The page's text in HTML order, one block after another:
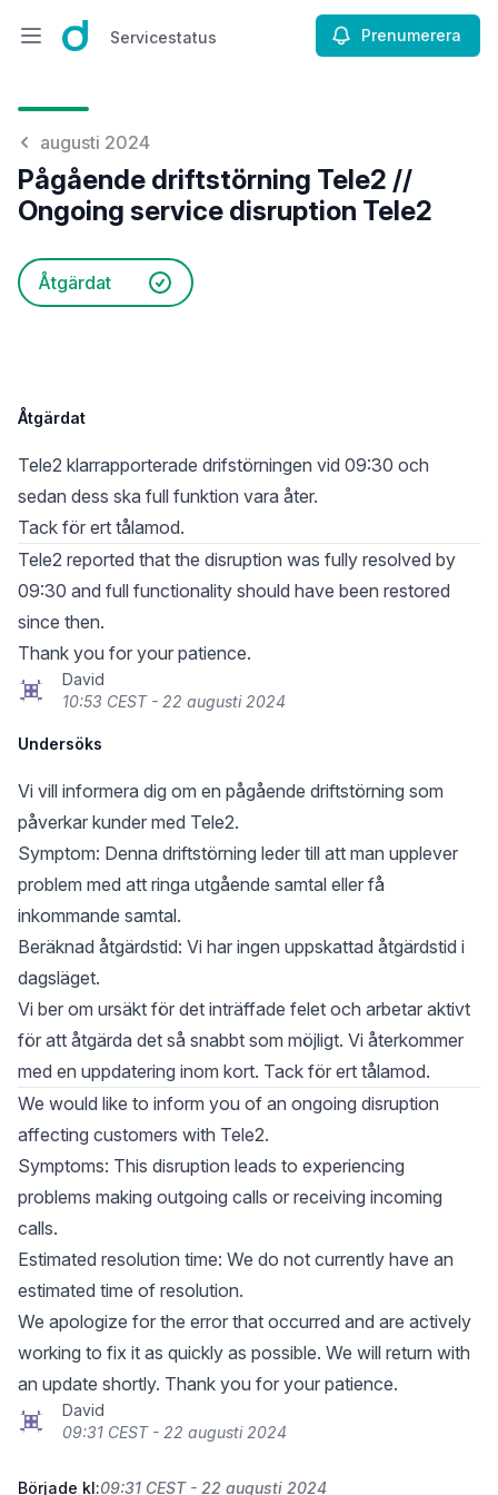
Öppna huvudmenyn
Servicestatus Prenumerera
augusti 2024
Pågående driftstörning Tele2 //
Ongoing service disruption Tele2
Åtgärdat
Åtgärdat
Tele2 klarrapporterade drifstörningen vid 09:30 och
sedan dess ska full funktion vara åter.
Tack för ert tålamod.
Tele2 reported that the disruption was fully resolved by
09:30 and full functionality should have been restored
since then.
Thank you for your patience.
David
10:53 CEST - 22 augusti 2024
Undersöks
Vi vill informera dig om en pågående driftstörning som
påverkar kunder med Tele2.
Symptom: Denna driftstörning leder till att man upplever
problem med att ringa utgående samtal eller få
inkommande samtal.
Beräknad åtgärdstid: Vi har ingen uppskattad åtgärdstid i
dagsläget.
Vi ber om ursäkt för det inträffade felet och arbetar aktivt
för att åtgärda det så snabbt som möjligt. Vi återkommer
med en uppdatering inom kort. Tack för ert tålamod.
We would like to inform you of an ongoing disruption
affecting customers with Tele2.
Symptoms: This disruption leads to experiencing
problems making outgoing calls or receiving incoming
calls.
Estimated resolution time: We do not currently have an
estimated time of resolution.
We apologize for the error that occurred and are actively
working to fix it as quickly as possible. We will return with
an update shortly. Thank you for your patience.
David
09:31 CEST - 22 augusti 2024
Började kl:09:31 CEST - 22 augusti 2024